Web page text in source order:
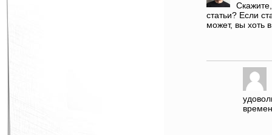
статьи? Если
может, вы хоть